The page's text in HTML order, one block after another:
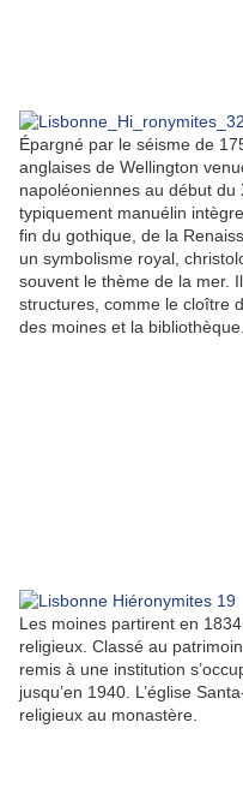
Épargné par le séisme de
anglaises de Wellington
napoléoniennes au début
typiquement manuélin
fin du gothique, de la
un symbolisme royal,
souvent le thème de la mer.
structures, comme le cloître
des moines et la bibliothèque.
Les moines partirent en
religieux. Classé au
remis à une institution
jusqu’en 1940. L’église
religieux au monastère.